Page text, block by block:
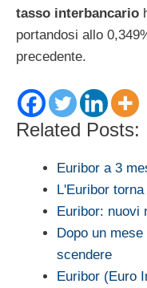
tasso interbancario
portandosi allo
precedente.
Related Posts:
Euribor a 3
L'Euribor
Euribor: nuovi
Dopo un
scendere
Euribor (Euro